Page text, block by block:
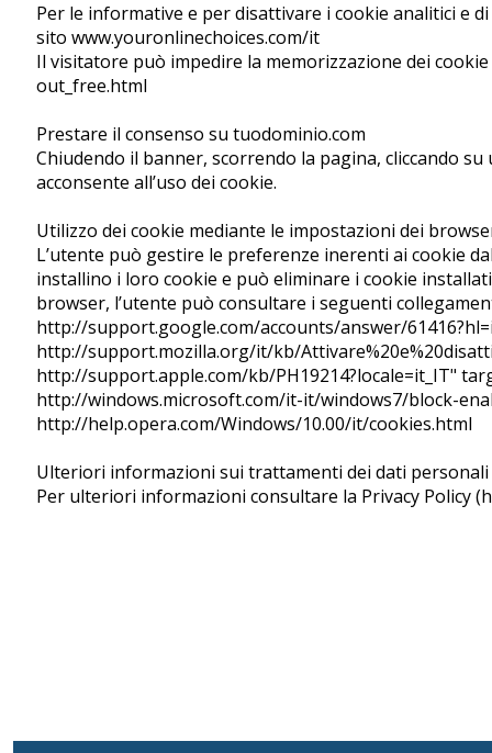
Per le informative e per disattivare i cookie analitici e
sito www.youronlinechoices.com/it
Il visitatore può impedire la memorizzazione dei
out_free.html
Prestare il consenso su tuodominio.com
Chiudendo il banner, scorrendo la pagina, cliccando
acconsente all’uso dei cookie.
Utilizzo dei cookie mediante le impostazioni dei
L’utente può gestire le preferenze inerenti ai cookie
installino i loro cookie e può eliminare i cookie
browser, l’utente può consultare i seguenti
http://support.google.com/accounts/answer/
http://support.mozilla.org/it/kb/
http://support.apple.com/kb/PH19214?locale=it_IT"
http://windows.microsoft.com/it-it/windows7/block-
http://help.opera.com/Windows/10.00/it/cookies.html
Ulteriori informazioni sui trattamenti dei dati personali
Per ulteriori informazioni consultare la Privacy Policy